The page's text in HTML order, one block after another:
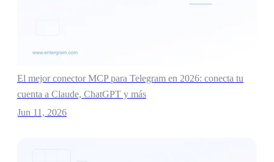
El mejor conector MCP para Telegram en 2026: conecta tu
cuenta a Claude, ChatGPT y más
Jun 11, 2026